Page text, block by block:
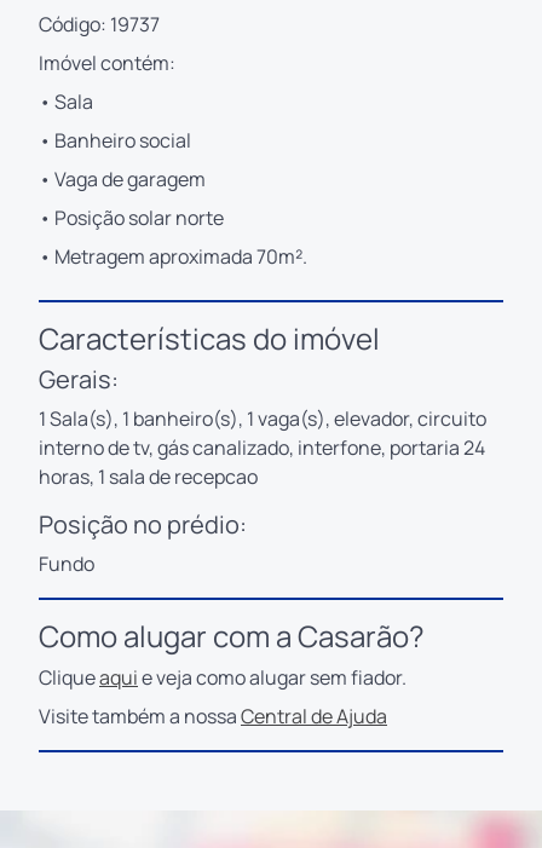
Código: 19737
Imóvel contém:
• Sala
• Banheiro social
• Vaga de garagem
• Posição solar norte
• Metragem aproximada 70m².
Características do imóvel
Gerais:
1 Sala(s), 1 banheiro(s), 1 vaga(s), elevador, circuito
interno de tv, gás canalizado, interfone, portaria 24
horas, 1 sala de recepcao
Posição no prédio:
Fundo
Como alugar com a Casarão?
Cliqueaquie veja como alugar sem fiador.
Visite também a nossaCentral de Ajuda